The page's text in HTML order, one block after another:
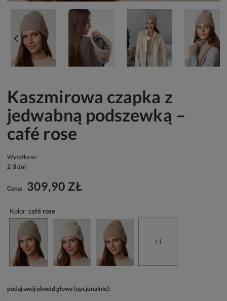
▶
Kaszmirowa czapka z
jedwabną podszewką –
café rose
Wysyłka w:
2-3 dni
Cena: 309,90 ZŁ
Kolor:café rose
+1
podaj swój obwód głowy (opcjonalnie):